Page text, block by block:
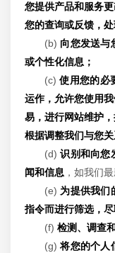
您提供产品和服务
您的查询或反馈，
(b) 向您发送与
或个性化信息；
(c)使用您的必
运作，允许您使用
易，进行网站维护
根据调整我们与您
(d)识别和向您
闻和信息 ，如我们
(e) 为提供我们
指令而进行筛选，
(f) 检测、调查
(g)将您的个人